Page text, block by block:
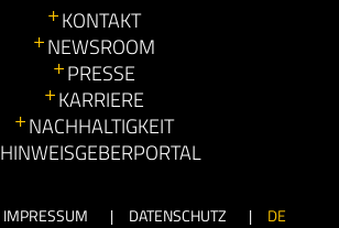
KONTAKT
NEWSROOM
PRESSE
KARRIERE
NACHHALTIGKEIT
HINWEISGEBERPORTAL
IMPRESSUM DATENSCHUTZ
DE